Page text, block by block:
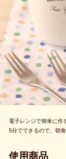
電子レンジで簡単に作
5分でできるので、朝
使用商品